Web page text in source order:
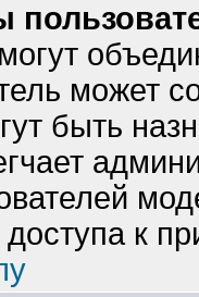
может
быть
к